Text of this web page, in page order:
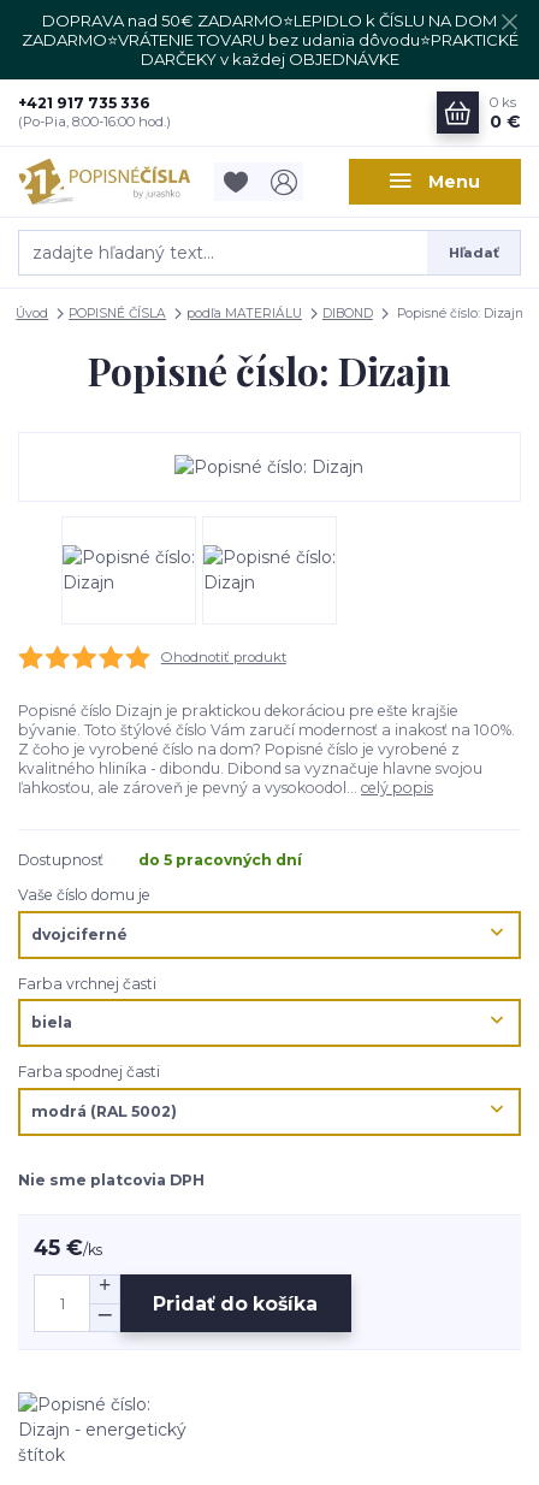
DOPRAVA nad 50€ ZADARMO⭐LEPIDLO k ČÍSLU NA DOM
ZADARMO⭐VRÁTENIE TOVARU bez udania dôvodu⭐PRAKTICKÉ
DARČEKY v každej OBJEDNÁVKE
Menu
Hľadať
+421 917 735 336
(Po-Pia, 8:00-16:00 hod.)
0 ks
0 €
Úvod POPISNÉ ČÍSLA podľa MATERIÁLU DIBOND Popisné číslo: Dizajn
Popisné číslo: Dizajn
Ohodnotiť produkt
Popisné číslo Dizajn je praktickou dekoráciou pre ešte krajšie
bývanie. Toto štýlové číslo Vám zaručí modernosť a inakosť na 100%.
Z čoho je vyrobené číslo na dom? Popisné číslo je vyrobené z
kvalitného hliníka - dibondu. Dibond sa vyznačuje hlavne svojou
ľahkosťou, ale zároveň je pevný a vysokoodol... celý popis
Dostupnosť
do 5 pracovných dní
Vaše číslo domu je
Farba vrchnej časti
Farba spodnej časti
Nie sme platcovia DPH
45 €/ks
Pridať do košíka